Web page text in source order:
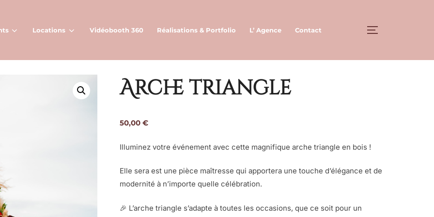
Locations Vidéobooth 360 Réalisations & Portfolio L’ Agence Contact PERMUTER
Arche triangle
50,00 €
Illuminez votre événement avec cette magnifique arche triangle en bois !
Elle sera est une pièce maîtresse qui apportera une touche d’élégance et de
modernité à n’importe quelle célébration.
🎉 L’arche triangle s’adapte à toutes les occasions, que ce soit pour un